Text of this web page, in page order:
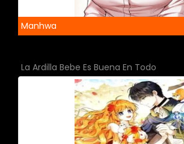
Manhwa
La Ardilla Bebe Es Buena En Todo